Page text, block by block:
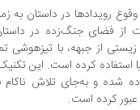
رویدادها در داستان به
از فضای جنگ‌زده در
از جبهه، با تیزهوشی
کرده است. این
شده و به‌جای تلاش
کرده است.